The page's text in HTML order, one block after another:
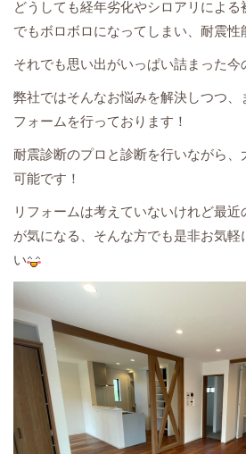
どうしても経年劣化やシロアリによる
でもボロボロになってしまい、耐震性
それでも思い出がいっぱい詰まった今
弊社ではそんなお悩みを解決しつつ、
フォームを行っております！
耐震診断のプロと診断を行いながら、
可能です！
リフォームは考えていないけれど最
が気になる、そんな方でも是非お気軽
い